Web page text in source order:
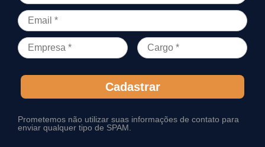
Cadastrar
Prometemos não utilizar suas informações de contato para
enviar qualquer tipo de SPAM.